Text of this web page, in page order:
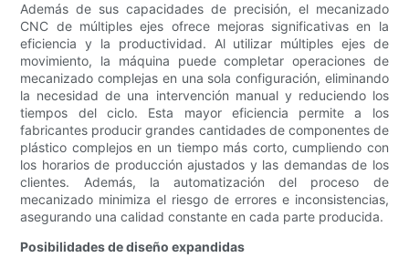
Además de sus capacidades de precisión, el mecanizado
CNC de múltiples ejes ofrece mejoras significativas en la
eficiencia y la productividad. Al utilizar múltiples ejes de
movimiento, la máquina puede completar operaciones de
mecanizado complejas en una sola configuración, eliminando
la necesidad de una intervención manual y reduciendo los
tiempos del ciclo. Esta mayor eficiencia permite a los
fabricantes producir grandes cantidades de componentes de
plástico complejos en un tiempo más corto, cumpliendo con
los horarios de producción ajustados y las demandas de los
clientes. Además, la automatización del proceso de
mecanizado minimiza el riesgo de errores e inconsistencias,
asegurando una calidad constante en cada parte producida.
Posibilidades de diseño expandidas